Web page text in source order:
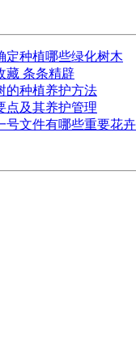
定种植哪些绿化树木
藏 条条精辟
的种植养护方法
点及其养护管理
号文件有哪些重要花